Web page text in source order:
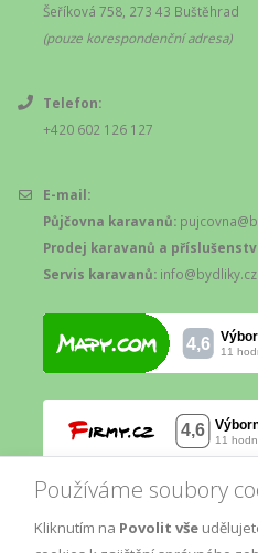
Používáme soubory
Kliknutím na Povolit vše
Šeříková 758, 273 43 Buštěhrad
(pouze korespondenční adresa)
Telefon:
+420 602 126 127
E-mail:
Půjčovna karavanů:
Prodej karavanů a
Servis karavanů: info@bydliky.cz